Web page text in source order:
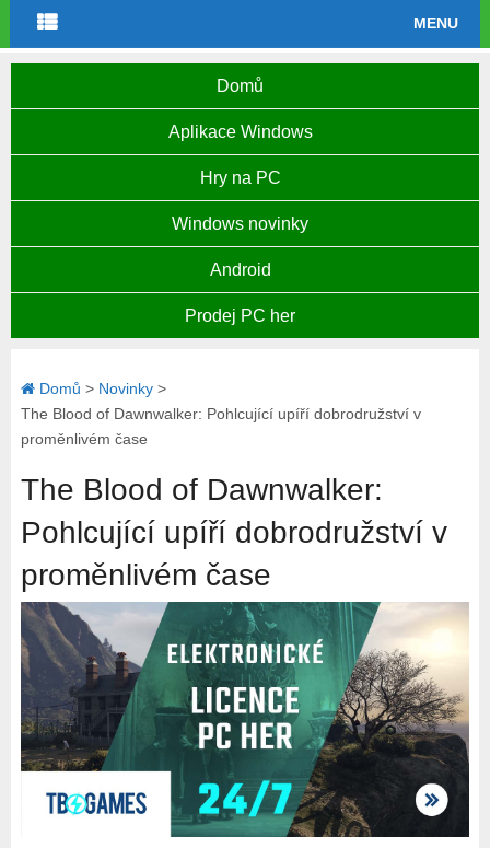
MENU
Domů
Aplikace Windows
Hry na PC
Windows novinky
Android
Prodej PC her
Domů > Novinky>
The Blood of Dawnwalker: Pohlcující upíří dobrodružství v
proměnlivém čase
The Blood of Dawnwalker:
Pohlcující upíří dobrodružství v
proměnlivém čase